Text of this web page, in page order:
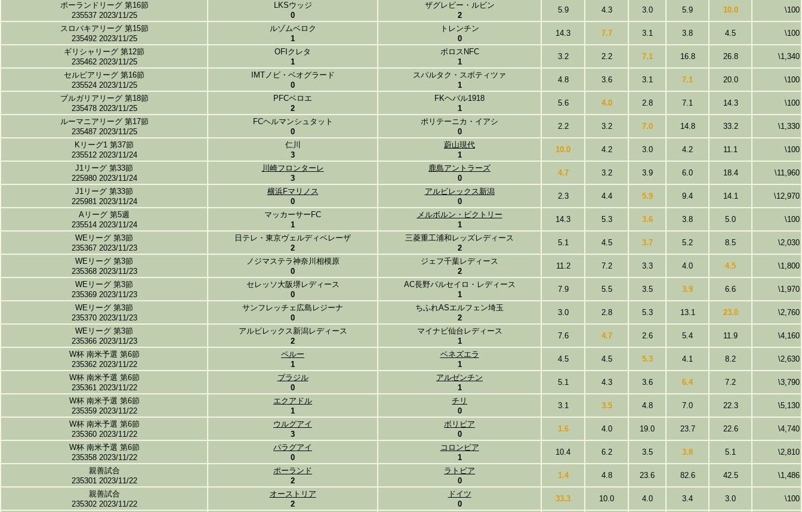
ポーランドリーグ 第16節
235537 2023/11/25
LKSウッジ
0
ザグレビー・ルビン
2
5.9 4.3 3.0 5.9 10.0 \100
スロバキアリーグ 第15節
235492 2023/11/25
ルゾムベロク
1
トレンチン
0
14.3 7.7 3.1 3.8 4.5 \100
ギリシャリーグ 第12節
235462 2023/11/25
OFIクレタ
1
ボロスNFC
1
3.2 2.2 7.1 16.8 26.8 \1,340
セルビアリーグ 第16節
235524 2023/11/25
IMTノビ・ベオグラード
0
スパルタク・スボティツァ
1
4.8 3.6 3.1 7.1 20.0 \100
ブルガリアリーグ 第18節
235478 2023/11/25
PFCベロエ
2
FKヘバル1918
1
5.6 4.0 2.8 7.1 14.3 \100
ルーマニアリーグ 第17節
235487 2023/11/25
FCヘルマンシュタット
0
ポリテーニカ・イアシ
0
2.2 3.2 7.0 14.8 33.2 \1,330
Kリーグ1 第37節
235512 2023/11/24
仁川
3
蔚山現代
1
10.0 4.2 3.0 4.2 11.1 \100
J1リーグ 第33節
225980 2023/11/24
川崎フロンターレ
3
鹿島アントラーズ
0
4.7 3.2 3.9 6.0 18.4 \11,960
J1リーグ 第33節
225981 2023/11/24
横浜Fマリノス
0
アルビレックス新潟
0
2.3 4.4 5.9 9.4 14.1 \12,970
Aリーグ 第5週
235514 2023/11/24
マッカーサーFC
1
メルボルン・ビクトリー
1
14.3 5.3 3.6 3.8 5.0 \100
WEリーグ 第3節
235367 2023/11/23
日テレ・東京ヴェルディベレーザ
2
三菱重工浦和レッズレディース
2
5.1 4.5 3.7 5.2 8.5 \2,030
WEリーグ 第3節
235368 2023/11/23
ノジマステラ神奈川相模原
0
ジェフ千葉レディース
2
11.2 7.2 3.3 4.0 4.5 \1,800
WEリーグ 第3節
235369 2023/11/23
セレッソ大阪堺レディース
0
AC長野パルセイロ・レディース
1
7.9 5.5 3.5 3.9 6.6 \1,970
WEリーグ 第3節
235370 2023/11/23
サンフレッチェ広島レジーナ
0
ちふれASエルフェン埼玉
2
3.0 2.8 5.3 13.1 23.0 \2,760
WEリーグ 第3節
235366 2023/11/23
アルビレックス新潟レディース
2
マイナビ仙台レディース
1
7.6 4.7 2.6 5.4 11.9 \4,160
W杯 南米予選 第6節
235362 2023/11/22
ペルー
1
ベネズエラ
1
4.5 4.5 5.3 4.1 8.2 \2,630
W杯 南米予選 第6節
235361 2023/11/22
ブラジル
0
アルゼンチン
1
5.1 4.3 3.6 6.4 7.2 \3,790
W杯 南米予選 第6節
235359 2023/11/22
エクアドル
1
チリ
0
3.1 3.5 4.8 7.0 22.3 \5,130
W杯 南米予選 第6節
235360 2023/11/22
ウルグアイ
3
ボリビア
0
1.6 4.0 19.0 23.7 22.6 \4,740
W杯 南米予選 第6節
235358 2023/11/22
パラグアイ
0
コロンビア
1
10.4 6.2 3.5 3.8 5.1 \2,810
親善試合
235301 2023/11/22
ポーランド
2
ラトビア
0
1.4 4.8 23.6 82.6 42.5 \1,486
親善試合
235302 2023/11/22
オーストリア
2
ドイツ
0
33.3 10.0 4.0 3.4 3.0 \100